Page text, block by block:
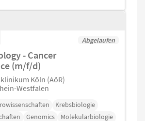
Abgelaufen
- Cancer
(m/f/d)
Köln (AöR)
Westfalen
Krebsbiologie
Genomics
Molekularbiologie